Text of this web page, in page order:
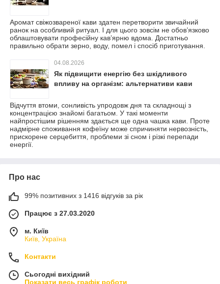
Аромат свіжозвареної кави здатен перетворити звичайний
ранок на особливий ритуал. І для цього зовсім не обов’язково
облаштовувати професійну кав’ярню вдома. Достатньо
правильно обрати зерно, воду, помел і спосіб приготування.
04.08.2026
Як підвищити енергію без шкідливого
впливу на організм: альтернативи кави
Відчуття втоми, сонливість упродовж дня та складнощі з
концентрацією знайомі багатьом. У такі моменти
найпростішим рішенням здається ще одна чашка кави. Проте
надмірне споживання кофеїну може спричиняти нервозність,
прискорене серцебиття, проблеми зі сном і різкі перепади
енергії.
Про нас
99% позитивних з 1416 відгуків за рік
Працює з 27.03.2020
м. Київ
Київ, Україна
Контакти
Сьогодні вихідний
Показати весь графік роботи